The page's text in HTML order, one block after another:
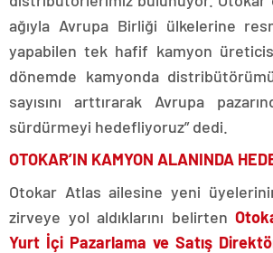
ağıyla Avrupa Birliği ülkelerine
yapabilen tek hafif kamyon
dönemde kamyonda
sayısını arttırarak Avrupa
sürdürmeyi hedefliyoruz” dedi.
OTOKAR’IN KAMYON ALANINDA
Otokar Atlas ailesine yeni
zirveye yol aldıklarını belirten
Yurt İçi Pazarlama ve Satış